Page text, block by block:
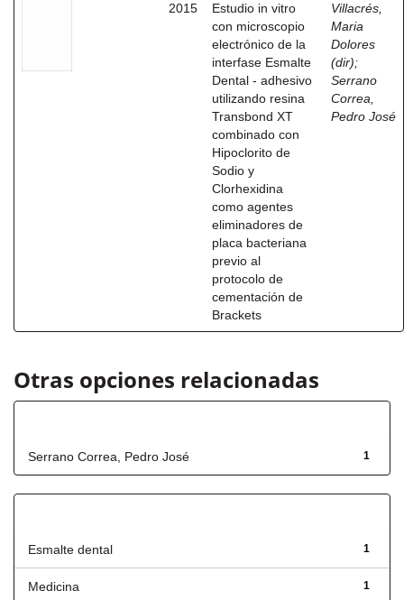
2015
Estudio in vitro
con microscopio
electrónico de la
interfase Esmalte
Dental - adhesivo
utilizando resina
Transbond XT
combinado con
Hipoclorito de
Sodio y
Clorhexidina
como agentes
eliminadores de
placa bacteriana
previo al
protocolo de
cementación de
Brackets
Villacrés,
Maria
Dolores
(dir);
Serrano
Correa,
Pedro José
Otras opciones relacionadas
1
Serrano Correa, Pedro José
1
Esmalte dental
1
Medicina